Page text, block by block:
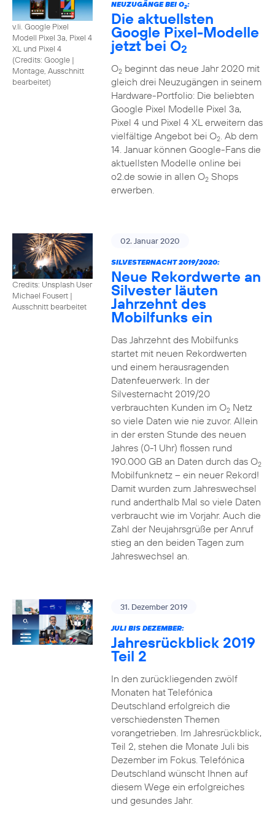
v.li. Google Pixel
Modell Pixel 3a, Pixel 4
XL und Pixel 4
(Credits: Google |
Montage, Ausschnitt
bearbeitet)
NEUZUGÄNGE BEI O2:
Die aktuellsten
Google Pixel-Modelle
jetzt bei O2
O2beginnt das neue Jahr 2020 mit
gleich drei Neuzugängen in seinem
Hardware-Portfolio: Die beliebten
Google Pixel Modelle Pixel 3a,
Pixel 4 und Pixel 4 XL erweitern das
vielfältige Angebot bei O2. Ab dem
14. Januar können Google-Fans die
aktuellsten Modelle online bei
o2.de sowie in allen O2Shops
erwerben.
Credits: Unsplash User
Michael Fousert |
Ausschnitt bearbeitet
02. Januar 2020
SILVESTERNACHT 2019/2020:
Neue Rekordwerte an
Silvester läuten
Jahrzehnt des
Mobilfunks ein
Das Jahrzehnt des Mobilfunks
startet mit neuen Rekordwerten
und einem herausragenden
Datenfeuerwerk. In der
Silvesternacht 2019/20
verbrauchten Kunden im O2Netz
so viele Daten wie nie zuvor. Allein
in der ersten Stunde des neuen
Jahres (0-1 Uhr) flossen rund
190.000 GB an Daten durch das O2
Mobilfunknetz – ein neuer Rekord!
Damit wurden zum Jahreswechsel
rund anderthalb Mal so viele Daten
verbraucht wie im Vorjahr. Auch die
Zahl der Neujahrsgrüße per Anruf
stieg an den beiden Tagen zum
Jahreswechsel an.
31. Dezember 2019
JULI BIS DEZEMBER:
Jahresrückblick 2019
Teil 2
In den zurückliegenden zwölf
Monaten hat Telefónica
Deutschland erfolgreich die
verschiedensten Themen
vorangetrieben. Im Jahresrückblick,
Teil 2, stehen die Monate Juli bis
Dezember im Fokus. Telefónica
Deutschland wünscht Ihnen auf
diesem Wege ein erfolgreiches
und gesundes Jahr.